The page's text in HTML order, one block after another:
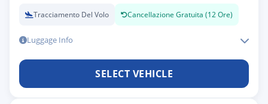
Tracciamento Del Volo Cancellazione Gratuita (12 Ore)
Luggage Info
SELECT VEHICLE